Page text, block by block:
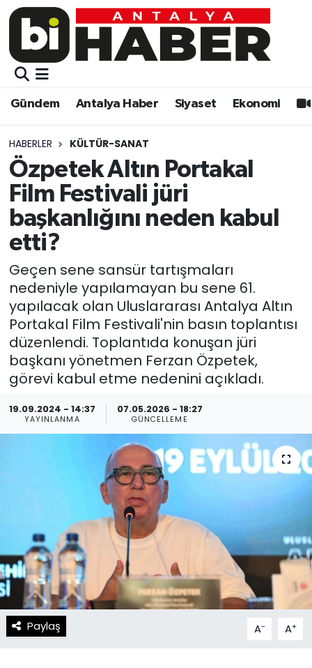
Gündem Antalya Haber Siyaset Ekonomi
HABERLER KÜLTÜR-SANAT
Özpetek Altın Portakal
Film Festivali jüri
başkanlığını neden kabul
etti?
Geçen sene sansür tartışmaları
nedeniyle yapılamayan bu sene 61.
yapılacak olan Uluslararası Antalya Altın
Portakal Film Festivali'nin basın toplantısı
düzenlendi. Toplantıda konuşan jüri
başkanı yönetmen Ferzan Özpetek,
görevi kabul etme nedenini açıkladı.
19.09.2024 - 14:37
YAYINLANMA
07.05.2026 - 18:27
GÜNCELLEME
Paylaş A- A+
Gündem
Siyaset
Ekonomi
Video
Eğitim
Kültür-sanat
Sağlık
Spor
Teknoloji
Resmi İlanlar
Gündem
Siyaset
Eğitim
Ekonomi
Kültür-sanat
Sağlık
Spor
Teknoloji
Yaşam
Künye
Gizlilik Sözleşmesi
Muratpaşa Nöbetçi Eczaneler
Muratpaşa Trafik Yoğunluk Haritası
Süper Lig Puan Durumu ve Fikstür
Tüm Manşetler
Son Dakika Haberleri
Haber Arşivi